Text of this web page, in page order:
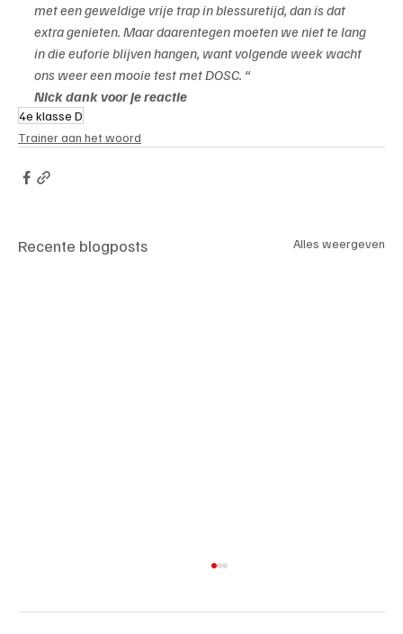
met een geweldige vrije trap in blessuretijd, dan is dat
extra genieten. Maar daarentegen moeten we niet te lang
in die euforie blijven hangen, want volgende week wacht
ons weer een mooie test met DOSC. “
Nick dank voor je reactie
4e klasse D
Trainer aan het woord
Recente blogposts Alles weergeven